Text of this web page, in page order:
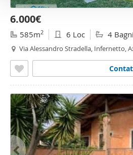
6.000€
585m2 6 Loc 4 Bagni
Via Alessandro Stradella, Infernetto,